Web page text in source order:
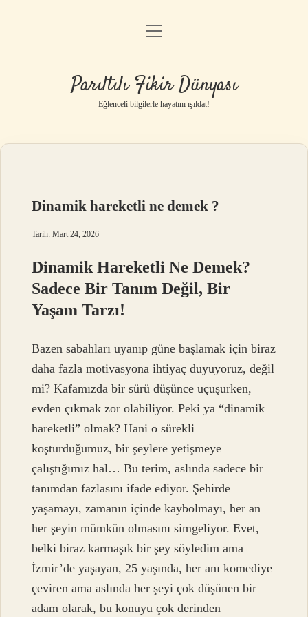
Anasayfa
Yasal Uyarı
menüyü
Parıltılı Fikir Dünyası
Eğlenceli bilgilerle hayatını ışıldat!
Dinamik hareketli ne demek ?
Tarih: Mart 24, 2026
Dinamik Hareketli Ne Demek?
Sadece Bir Tanım Değil, Bir
Yaşam Tarzı!
Bazen sabahları uyanıp güne başlamak için biraz
daha fazla motivasyona ihtiyaç duyuyoruz, değil
mi? Kafamızda bir sürü düşünce uçuşurken,
evden çıkmak zor olabiliyor. Peki ya “dinamik
hareketli” olmak? Hani o sürekli
koşturduğumuz, bir şeylere yetişmeye
çalıştığımız hal… Bu terim, aslında sadece bir
tanımdan fazlasını ifade ediyor. Şehirde
yaşamayı, zamanın içinde kaybolmayı, her an
her şeyin mümkün olmasını simgeliyor. Evet,
belki biraz karmaşık bir şey söyledim ama
İzmir’de yaşayan, 25 yaşında, her anı komediye
çeviren ama aslında her şeyi çok düşünen bir
adam olarak, bu konuyu çok derinden